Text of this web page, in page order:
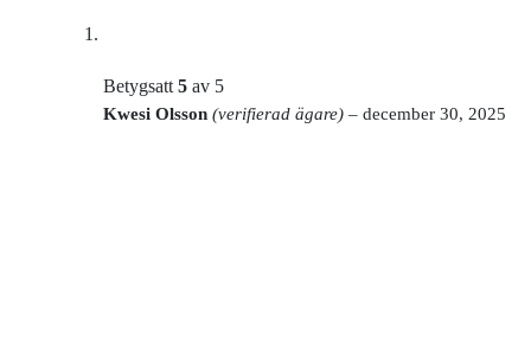
Betygsatt 5 av 5
Kwesi Olsson (verifierad ägare) – december 30, 2025